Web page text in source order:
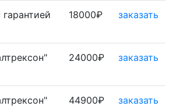
18000₽ заказать
24000₽ заказать
44900₽ заказать